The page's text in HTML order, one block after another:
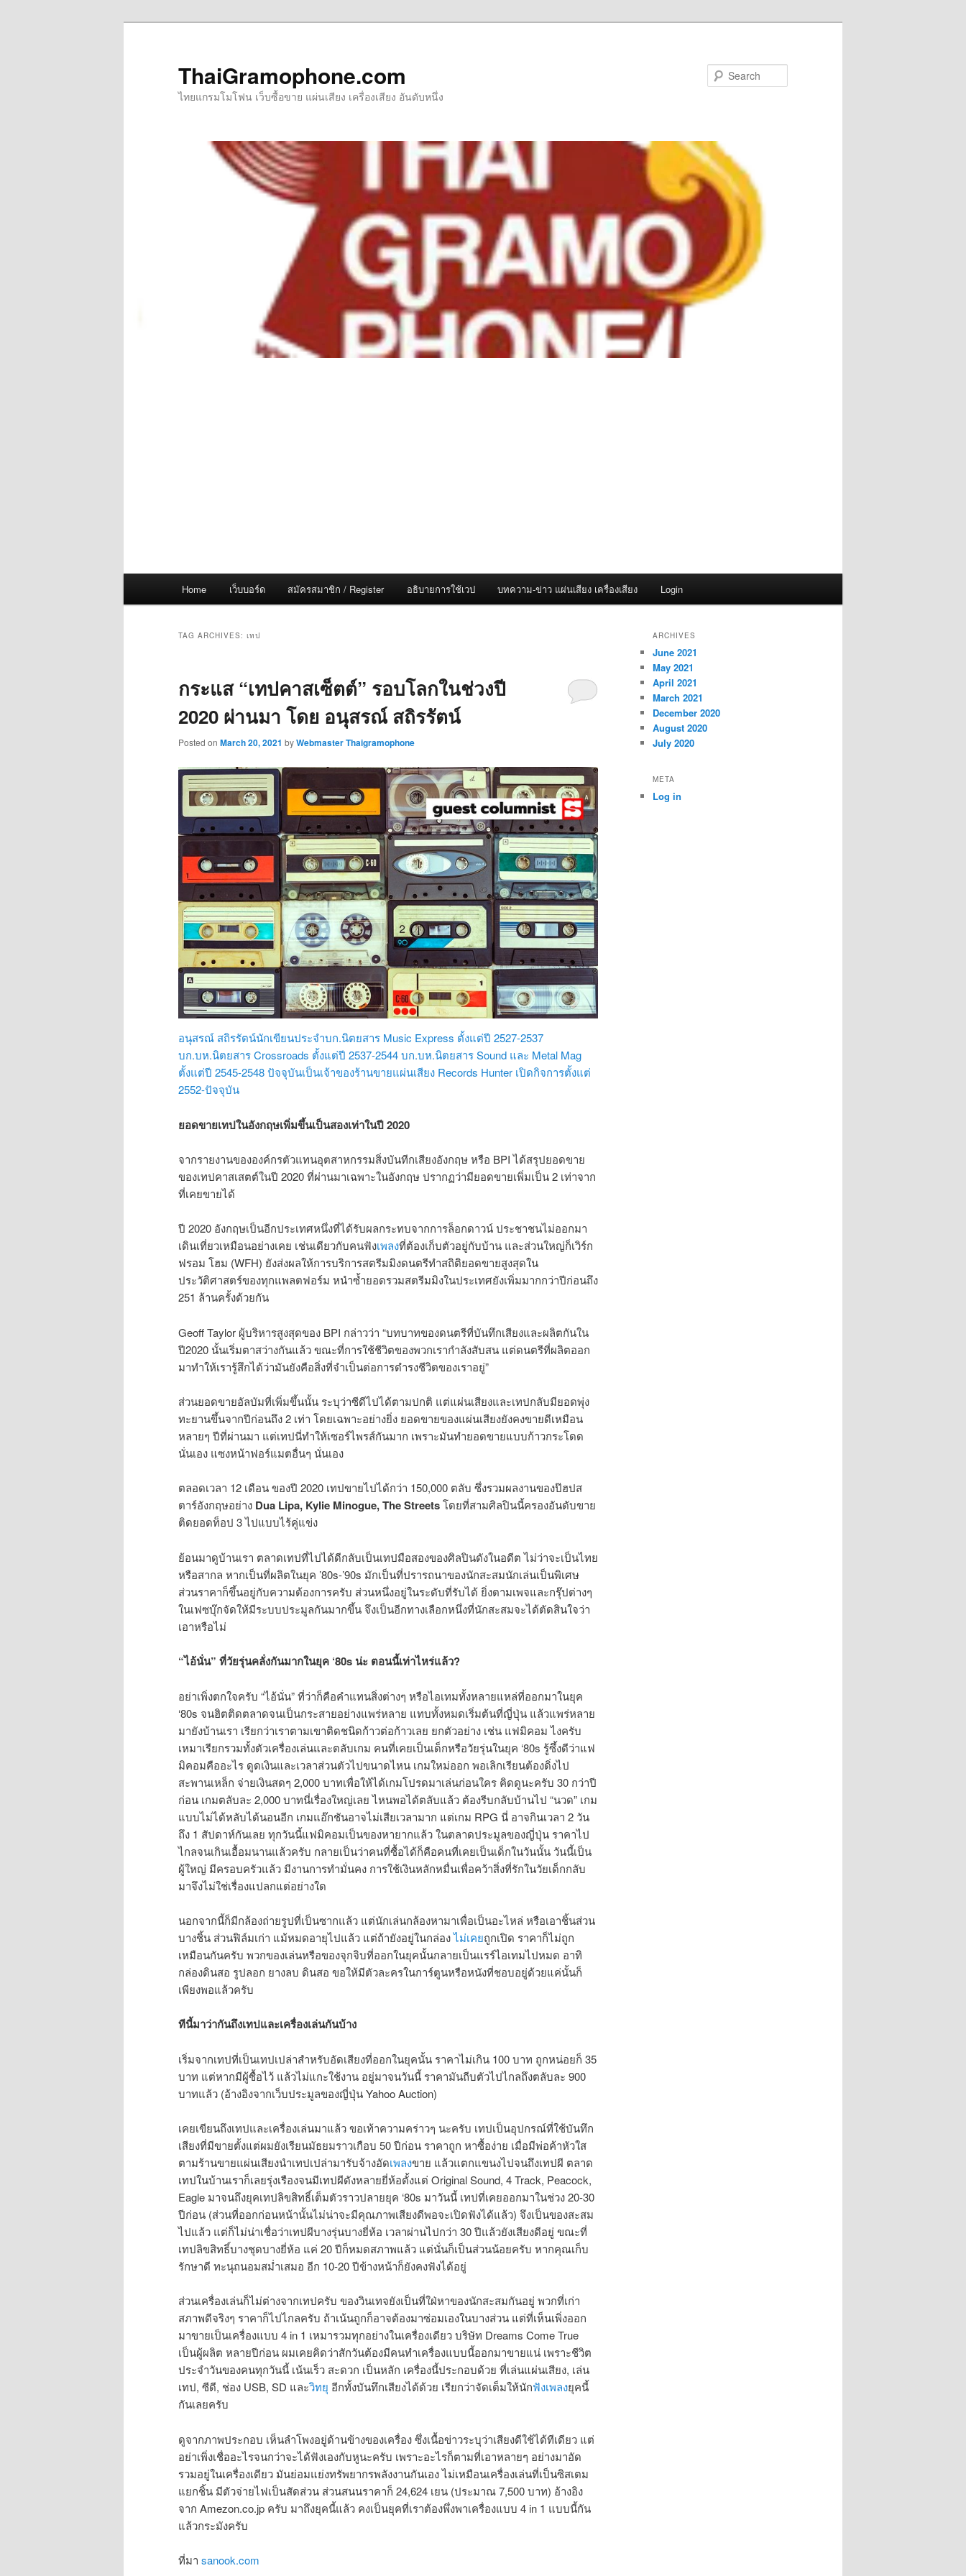
ThaiGramophone.com
ไทยแกรมโมโฟน เว็บซื้อขาย แผ่นเสียง เครื่องเสียง อันดับหนึ่ง
Home เว็บบอร์ด สมัครสมาชิก / Register อธิบายการใช้เวป บทความ-ข่าว แผ่นเสียง เครื่องเสียง Login
TAG ARCHIVES: เทป
กระแส “เทปคาสเซ็ตต์” รอบโลกในช่วงปี
2020 ผ่านมา โดย อนุสรณ์ สถิรรัตน์
Posted on March 20, 2021 byWebmaster Thaigramophone
อนุสรณ์ สถิรรัตน์นักเขียนประจำบก.นิตยสาร Music Express ตั้งแต่ปี 2527-2537
บก.บห.นิตยสาร Crossroads ตั้งแต่ปี 2537-2544 บก.บห.นิตยสาร Sound และ Metal Mag
ตั้งแต่ปี 2545-2548 ปัจจุบันเป็นเจ้าของร้านขายแผ่นเสียง Records Hunter เปิดกิจการตั้งแต่
2552-ปัจจุบัน
ยอดขายเทปในอังกฤษเพิ่มขึ้นเป็นสองเท่าในปี 2020
จากรายงานขององค์กรตัวแทนอุตสาหกรรมสิ่งบันทีกเสียงอังกฤษ หรือ BPI ได้สรุปยอดขาย
ของเทปคาสเสตต์ในปี 2020 ที่ผ่านมาเฉพาะในอังกฤษ ปรากฏว่ามียอดขายเพิ่มเป็น 2 เท่าจาก
ที่เคยขายได้
ปี 2020 อังกฤษเป็นอีกประเทศหนึ่งที่ได้รับผลกระทบจากการล็อกดาวน์ ประชาชนไม่ออกมา
เดินเที่ยวเหมือนอย่างเคย เช่นเดียวกับคนฟังเพลงที่ต้องเก็บตัวอยู่กับบ้าน และส่วนใหญ่ก็เวิร์ก
ฟรอม โฮม (WFH) ยังส่งผลให้การบริการสตรีมมิงดนตรีทำสถิติยอดขายสูงสุดใน
ประวัติศาสตร์ของทุกแพลตฟอร์ม หนำซ้ำยอดรวมสตรีมมิงในประเทศยังเพิ่มมากกว่าปีก่อนถึง
251 ล้านครั้งด้วยกัน
Geoff Taylor ผู้บริหารสูงสุดของ BPI กล่าวว่า “บทบาทของดนตรีที่บันทึกเสียงและผลิตกันใน
ปี2020 นั้นเริ่มตาสว่างกันแล้ว ขณะที่การใช้ชีวิตของพวกเรากำลังสับสน แต่ดนตรีที่ผลิตออก
มาทำให้เรารู้สึกได้ว่ามันยังคือสิ่งที่จำเป็นต่อการดำรงชีวิตของเราอยู่”
ส่วนยอดขายอัลบัมที่เพิ่มขึ้นนั้น ระบุว่าซีดีไปได้ตามปกติ แต่แผ่นเสียงและเทปกลับมียอดพุ่ง
ทะยานขึ้นจากปีก่อนถึง 2 เท่า โดยเฉพาะอย่างยิ่ง ยอดขายของแผ่นเสียงยังคงขายดีเหมือน
หลายๆ ปีที่ผ่านมา แต่เทปนี่ทำให้เซอร์ไพรส์กันมาก เพราะมันทำยอดขายแบบก้าวกระโดด
นั่นเอง แซงหน้าฟอร์แมตอื่นๆ นั่นเอง
ตลอดเวลา 12 เดือน ของปี 2020 เทปขายไปได้กว่า 150,000 ตลับ ซึ่งรวมผลงานของป๊ฮปส
ตาร์อังกฤษอย่าง Dua Lipa, Kylie Minogue, The Streetsโดยที่สามศิลปินนี้ครองอันดับขาย
ติดยอดท็อป 3 ไปแบบไร้คู่แข่ง
ย้อนมาดูบ้านเรา ตลาดเทปที่ไปได้ดีกลับเป็นเทปมือสองของศิลปินดังในอดีต ไม่ว่าจะเป็นไทย
หรือสากล หากเป็นที่ผลิตในยุค ’80s-’90s มักเป็นที่ปรารถนาของนักสะสมนักเล่นเป็นพิเศษ
ส่วนราคาก็ขึ้นอยู่กับความต้องการครับ ส่วนหนึ่งอยู่ในระดับที่รับได้ ยิ่งตามเพจและกรุ๊ปต่างๆ
ในเฟซบุ๊กจัดให้มีระบบประมูลกันมากขึ้น จึงเป็นอีกทางเลือกหนึ่งที่นักสะสมจะได้ตัดสินใจว่า
เอาหรือไม่
“ไอ้นั่น” ที่วัยรุ่นคลั่งกันมากในยุค ‘80s น่ะ ตอนนี้เท่าไหร่แล้ว?
อย่าเพิ่งตกใจครับ “ไอ้นั่น” ที่ว่าก็คือคำแทนสิ่งต่างๆ หรือไอเทมทั้งหลายแหล่ที่ออกมาในยุค
‘80s จนฮิตติดตลาดจนเป็นกระสายอย่างแพร่หลาย แทบทั้งหมดเริ่มต้นที่ญี่ปุ่น แล้วแพร่หลาย
มายังบ้านเรา เรียกว่าเราตามเขาติดชนิดก้าวต่อก้าวเลย ยกตัวอย่าง เช่น แฟมิคอม ไงครับ
เหมาเรียกรวมทั้งตัวเครื่องเล่นและตลับเกม คนที่เคยเป็นเด็กหรือวัยรุ่นในยุค ‘80s รู้ซึ้งดีว่าแฟ
มิคอมคืออะไร ดูดเงินและเวลาส่วนตัวไปขนาดไหน เกมใหม่ออก พอเลิกเรียนต้องดิ่งไป
สะพานเหล็ก จ่ายเงินสดๆ 2,000 บาทเพื่อให้ได้เกมโปรดมาเล่นก่อนใคร คิดดูนะครับ 30 กว่าปี
ก่อน เกมตลับละ 2,000 บาทนี่เรื่องใหญ่เลย ไหนพอได้ตลับแล้ว ต้องรีบกลับบ้านไป “นวด” เกม
แบบไม่ได้หลับได้นอนอีก เกมแอ๊กชันอาจไม่เสียเวลามาก แต่เกม RPG นี่ อาจกินเวลา 2 วัน
ถึง 1 สัปดาห์กันเลย ทุกวันนี้แฟมิคอมเป็นของหายากแล้ว ในตลาดประมูลของญี่ปุ่น ราคาไป
ไกลจนเกินเอื้อมนานแล้วครับ กลายเป็นว่าคนที่ซื้อได้ก็คือคนที่เคยเป็นเด็กในวันนั้น วันนี้เป็น
ผู้ใหญ่ มีครอบครัวแล้ว มีงานการทำมั่นคง การใช้เงินหลักหมื่นเพื่อคว้าสิ่งที่รักในวัยเด็กกลับ
มาจึงไม่ใช่เรื่องแปลกแต่อย่างใด
นอกจากนี้ก็มีกล้องถ่ายรูปที่เป็นซากแล้ว แต่นักเล่นกล้องหามาเพื่อเป็นอะไหล่ หรือเอาชิ้นส่วน
บางชิ้น ส่วนฟิล์มเก่า แม้หมดอายุไปแล้ว แต่ถ้ายังอยู่ในกล่องไม่เคยถูกเปิด ราคาก็ไม่ถูก
เหมือนกันครับ พวกของเล่นหรือของจุกจิบที่ออกในยุคนั้นกลายเป็นแรร์ไอเทมไปหมด อาทิ
กล่องดินสอ รูปลอก ยางลบ ดินสอ ขอให้มีตัวละครในการ์ตูนหรือหนังที่ชอบอยู่ด้วยแค่นั้นก็
เพียงพอแล้วครับ
ทีนี้มาว่ากันถึงเทปและเครื่องเล่นกันบ้าง
เริ่มจากเทปที่เป็นเทปเปล่าสำหรับอัดเสียงที่ออกในยุคนั้น ราคาไม่เกิน 100 บาท ถูกหน่อยก็ 35
บาท แต่หากมีผู้ซื้อไว้ แล้วไม่แกะใช้งาน อยู่มาจนวันนี้ ราคามันถีบตัวไปไกลถึงตลับละ 900
บาทแล้ว (อ้างอิงจากเว็บประมูลของญี่ปุ่น Yahoo Auction)
เคยเขียนถึงเทปและเครื่องเล่นมาแล้ว ขอเท้าความคร่าวๆ นะครับ เทปเป็นอุปกรณ์ที่ใช้บันทึก
เสียงที่มีขายตั้งแต่ผมยังเรียนมัธยมราวเกือบ 50 ปีก่อน ราคาถูก หาซื้อง่าย เมื่อมีพ่อค้าหัวใส
ตามร้านขายแผ่นเสียงนำเทปเปล่ามารับจ้างอัดเพลงขาย แล้วแตกแขนงไปจนถึงเทปผี ตลาด
เทปในบ้านเราก็เลยรุ่งเรืองจนมีเทปผีดังหลายยี่ห้อตั้งแต่ Original Sound, 4 Track, Peacock,
Eagle มาจนถึงยุคเทปลิขสิทธิ์เต็มตัวราวปลายยุค ‘80s มาวันนี้ เทปที่เคยออกมาในช่วง 20-30
ปีก่อน (ส่วนที่ออกก่อนหน้านั้นไม่น่าจะมีคุณภาพเสียงดีพอจะเปิดฟังได้แล้ว) จึงเป็นของสะสม
ไปแล้ว แต่ก็ไม่น่าเชื่อว่าเทปผีบางรุ่นบางยี่ห้อ เวลาผ่านไปกว่า 30 ปีแล้วยังเสียงดีอยู่ ขณะที่
เทปลิขสิทธิ์บางชุดบางยี่ห้อ แค่ 20 ปีก็หมดสภาพแล้ว แต่นั่นก็เป็นส่วนน้อยครับ หากคุณเก็บ
รักษาดี ทะนุถนอมสม่ำเสมอ อีก 10-20 ปีข้างหน้าก็ยังคงฟังได้อยู่
ส่วนเครื่องเล่นก็ไม่ต่างจากเทปครับ ของวินเทจยังเป็นที่ใฝ่หาของนักสะสมกันอยู่ พวกที่เก่า
สภาพดีจริงๆ ราคาก็ไปไกลครับ ถ้าเน้นถูกก็อาจต้องมาซ่อมเองในบางส่วน แต่ที่เห็นเพิ่งออก
มาขายเป็นเครื่องแบบ 4 in 1 เหมารวมทุกอย่างในเครื่องเดียว บริษัท Dreams Come True
เป็นผู้ผลิต หลายปีก่อน ผมเคยคิดว่าสักวันต้องมีคนทำเครื่องแบบนี้ออกมาขายแน่ เพราะชีวิต
ประจำวันของคนทุกวันนี้ เน้นเร็ว สะดวก เป็นหลัก เครื่องนี้ประกอบด้วย ที่เล่นแผ่นเสียง, เล่น
เทป, ซีดี, ช่อง USB, SD และวิทยุ อีกทั้งบันทึกเสียงได้ด้วย เรียกว่าจัดเต็มให้นักฟังเพลงยุคนี้
กันเลยครับ
ดูจากภาพประกอบ เห็นลำโพงอยู่ด้านข้างของเครื่อง ซึ่งเนื้อข่าวระบุว่าเสียงดีใช้ได้ทีเดียว แต่
อย่าเพิ่งเชื่ออะไรจนกว่าจะได้ฟังเองกับหูนะครับ เพราะอะไรก็ตามที่เอาหลายๆ อย่างมาอัด
รวมอยู่ในเครื่องเดียว มันย่อมแย่งทรัพยากรพลังงานกันเอง ไม่เหมือนเครื่องเล่นที่เป็นซิสเตม
แยกชิ้น มีตัวจ่ายไฟเป็นสัดส่วน ส่วนสนนราคาก็ 24,624 เยน (ประมาณ 7,500 บาท) อ้างอิง
จาก Amezon.co.jp ครับ มาถึงยุคนี้แล้ว คงเป็นยุคที่เราต้องพึ่งพาเครื่องแบบ 4 in 1 แบบนี้กัน
แล้วกระมังครับ
ที่มา sanook.com
ARCHIVES
June 2021
May 2021
April 2021
March 2021
December 2020
August 2020
July 2020
META
Log in